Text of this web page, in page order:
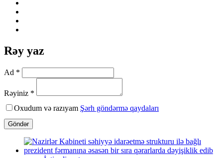
Rəy yaz
Ad *
Rəyiniz *
Oxudum və razıyam Şərh göndərmə qaydaları
Göndər